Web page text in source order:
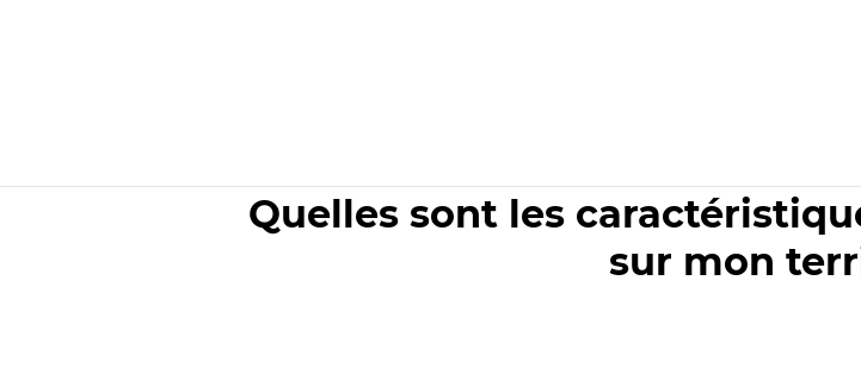
Quelles sont les
sur mon